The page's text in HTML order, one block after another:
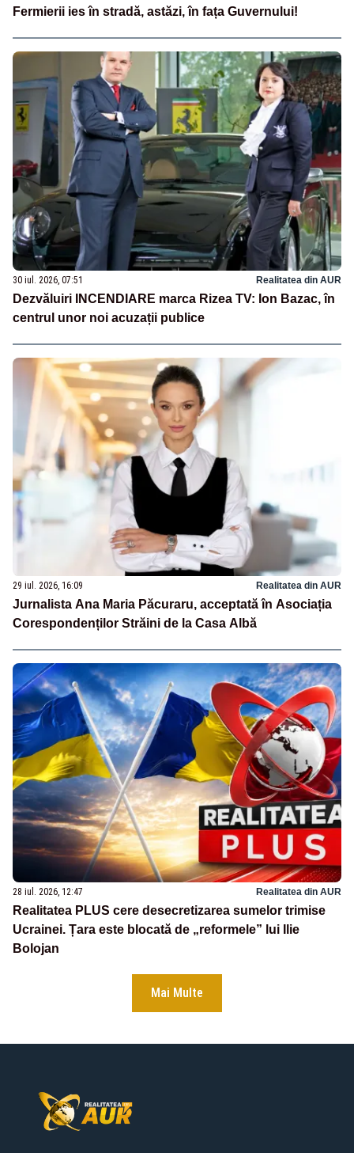
Fermierii ies în stradă, astăzi, în fața Guvernului!
30 iul. 2026, 07:51 Realitatea din AUR
Dezvăluiri INCENDIARE marca Rizea TV: Ion Bazac, în
centrul unor noi acuzații publice
29 iul. 2026, 16:09 Realitatea din AUR
Jurnalista Ana Maria Păcuraru, acceptată în Asociația
Corespondenților Străini de la Casa Albă
28 iul. 2026, 12:47 Realitatea din AUR
Realitatea PLUS cere desecretizarea sumelor trimise
Ucrainei. Țara este blocată de „reformele” lui Ilie
Bolojan
Mai Multe